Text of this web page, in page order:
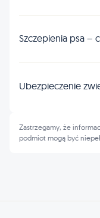
Szczepienia psa –
Ubezpieczenie
Zastrzegamy, że
podmiot mogą być